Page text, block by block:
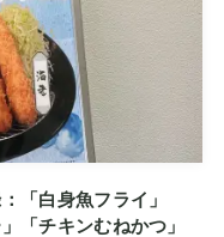
「白身魚フライ」
「チキンむねかつ」